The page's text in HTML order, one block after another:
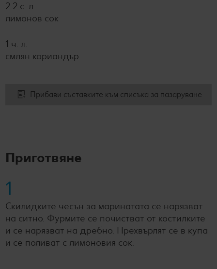
2 2 с. л.
лимонов сок
1 ч. л.
смлян кориандър
Прибави съставките към списъка за пазаруване
Приготвяне
1
Скилидките чесън за маринатата се нарязват
на ситно. Фурмите се почистват от костилките
и се нарязват на дребно. Прехвърлят се в купа
и се поливат с лимоновия сок.